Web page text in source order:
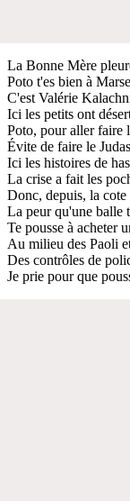
La Bonne Mère
Poto t'es bien à
C'est Valérie
Ici les petits ont
Poto, pour aller faire
Évite de faire le Judas
Ici les histoires de
La crise a fait les
Donc, depuis, la
La peur qu'une balle
Te pousse à acheter
Au milieu des Paoli
Des contrôles de
Je prie pour que